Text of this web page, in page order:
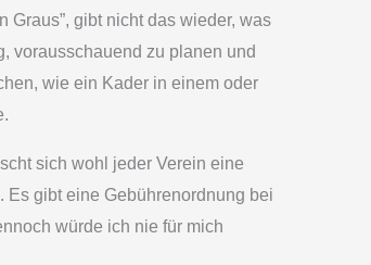
Graus”, gibt nicht das wieder, was
vorausschauend zu planen und
wie ein Kader in einem oder
sich wohl jeder Verein eine
Es gibt eine Gebührenordnung bei
würde ich nie für mich